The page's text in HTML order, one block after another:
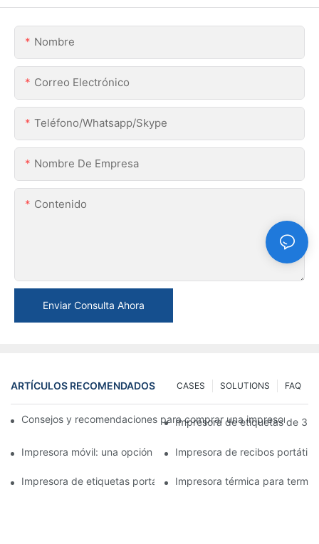
Nombre
Correo Electrónico
Teléfono/whatsapp/skype
Nombre De Empresa
Contenido
Enviar Consulta Ahora
ARTÍCULOS RECOMENDADOS FAQ
SOLUTIONS
CASES
Consejos y recomendaciones para comprar una impresora de
Impresora de etiquetas de 3
Impresora móvil: una opción conveniente para imprimir en
Impresora de recibos portátil:
Impresora de etiquetas portátil: cree etiquetas personalizadas
Impresora térmica para